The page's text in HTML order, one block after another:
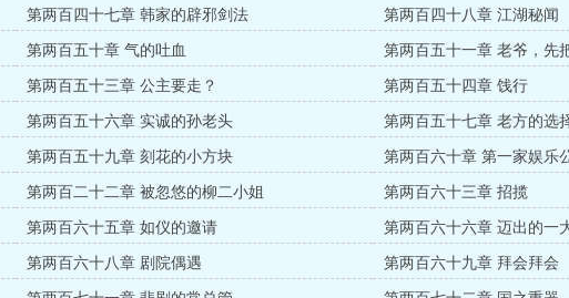
第两百四十七章 韩家的辟邪剑法 第两百四十八章 江湖秘闻
第两百五十章 气的吐血 第两百五十一章 老爷，先
第两百五十三章 公主要走？ 第两百五十四章 饯行
第两百五十六章 实诚的孙老头 第两百五十七章 老方的选
第两百五十九章 刻花的小方块 第两百六十章 第一家娱乐
第两百二十二章 被忽悠的柳二小姐 第两百六十三章 招揽
第两百六十五章 如仪的邀请 第两百六十六章 迈出的一
第两百六十八章 剧院偶遇 第两百六十九章 拜会拜会